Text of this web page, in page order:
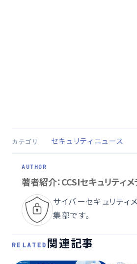
カテゴリ セキュリティニュース
著者紹介：CCSIセキュリティ
サイバーセキュリティ
集部です。
RELATED 関連記事